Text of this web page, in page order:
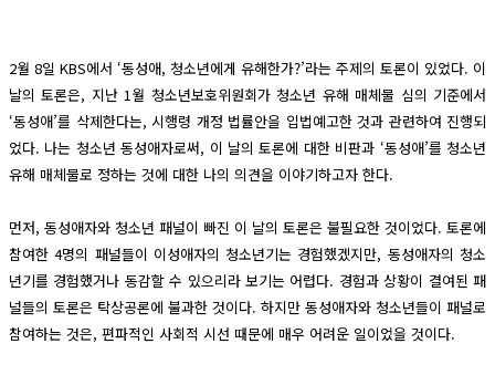
2월 8일 KBS에서 ‘동성애, 청소년에게 유해한가?’라는 주제의 토론이 있었다. 이
날의 토론은, 지난 1월 청소년보호위원회가 청소년 유해 매체물 심의 기준에서
‘동성애’를 삭제한다는, 시행령 개정 법률안을 입법예고한 것과 관련하여 진행되
었다. 나는 청소년 동성애자로써, 이 날의 토론에 대한 비판과 ‘동성애’를 청소년
유해 매체물로 정하는 것에 대한 나의 의견을 이야기하고자 한다.
먼저, 동성애자와 청소년 패널이 빠진 이 날의 토론은 불필요한 것이었다. 토론에
참여한 4명의 패널들이 이성애자의 청소년기는 경험했겠지만, 동성애자의 청소
년기를 경험했거나 동감할 수 있으리라 보기는 어렵다. 경험과 상황이 결여된 패
널들의 토론은 탁상공론에 불과한 것이다. 하지만 동성애자와 청소년들이 패널로
참여하는 것은, 편파적인 사회적 시선 때문에 매우 어려운 일이었을 것이다.